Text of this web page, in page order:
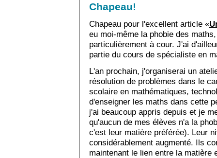
Chapeau!
Chapeau pour l'excellent article «
eu moi-même la phobie des
particulièrement à cour. J'ai
partie du cours de spécialiste en
L'an prochain, j'organiserai un
résolution de problèmes dans le
scolaire en mathématiques,
d'enseigner les maths dans cette
j'ai beaucoup appris depuis et je
qu'aucun de mes élèves n'a la
c'est leur matière préférée). Leur
considérablement augmenté. Ils
maintenant le lien entre la matière